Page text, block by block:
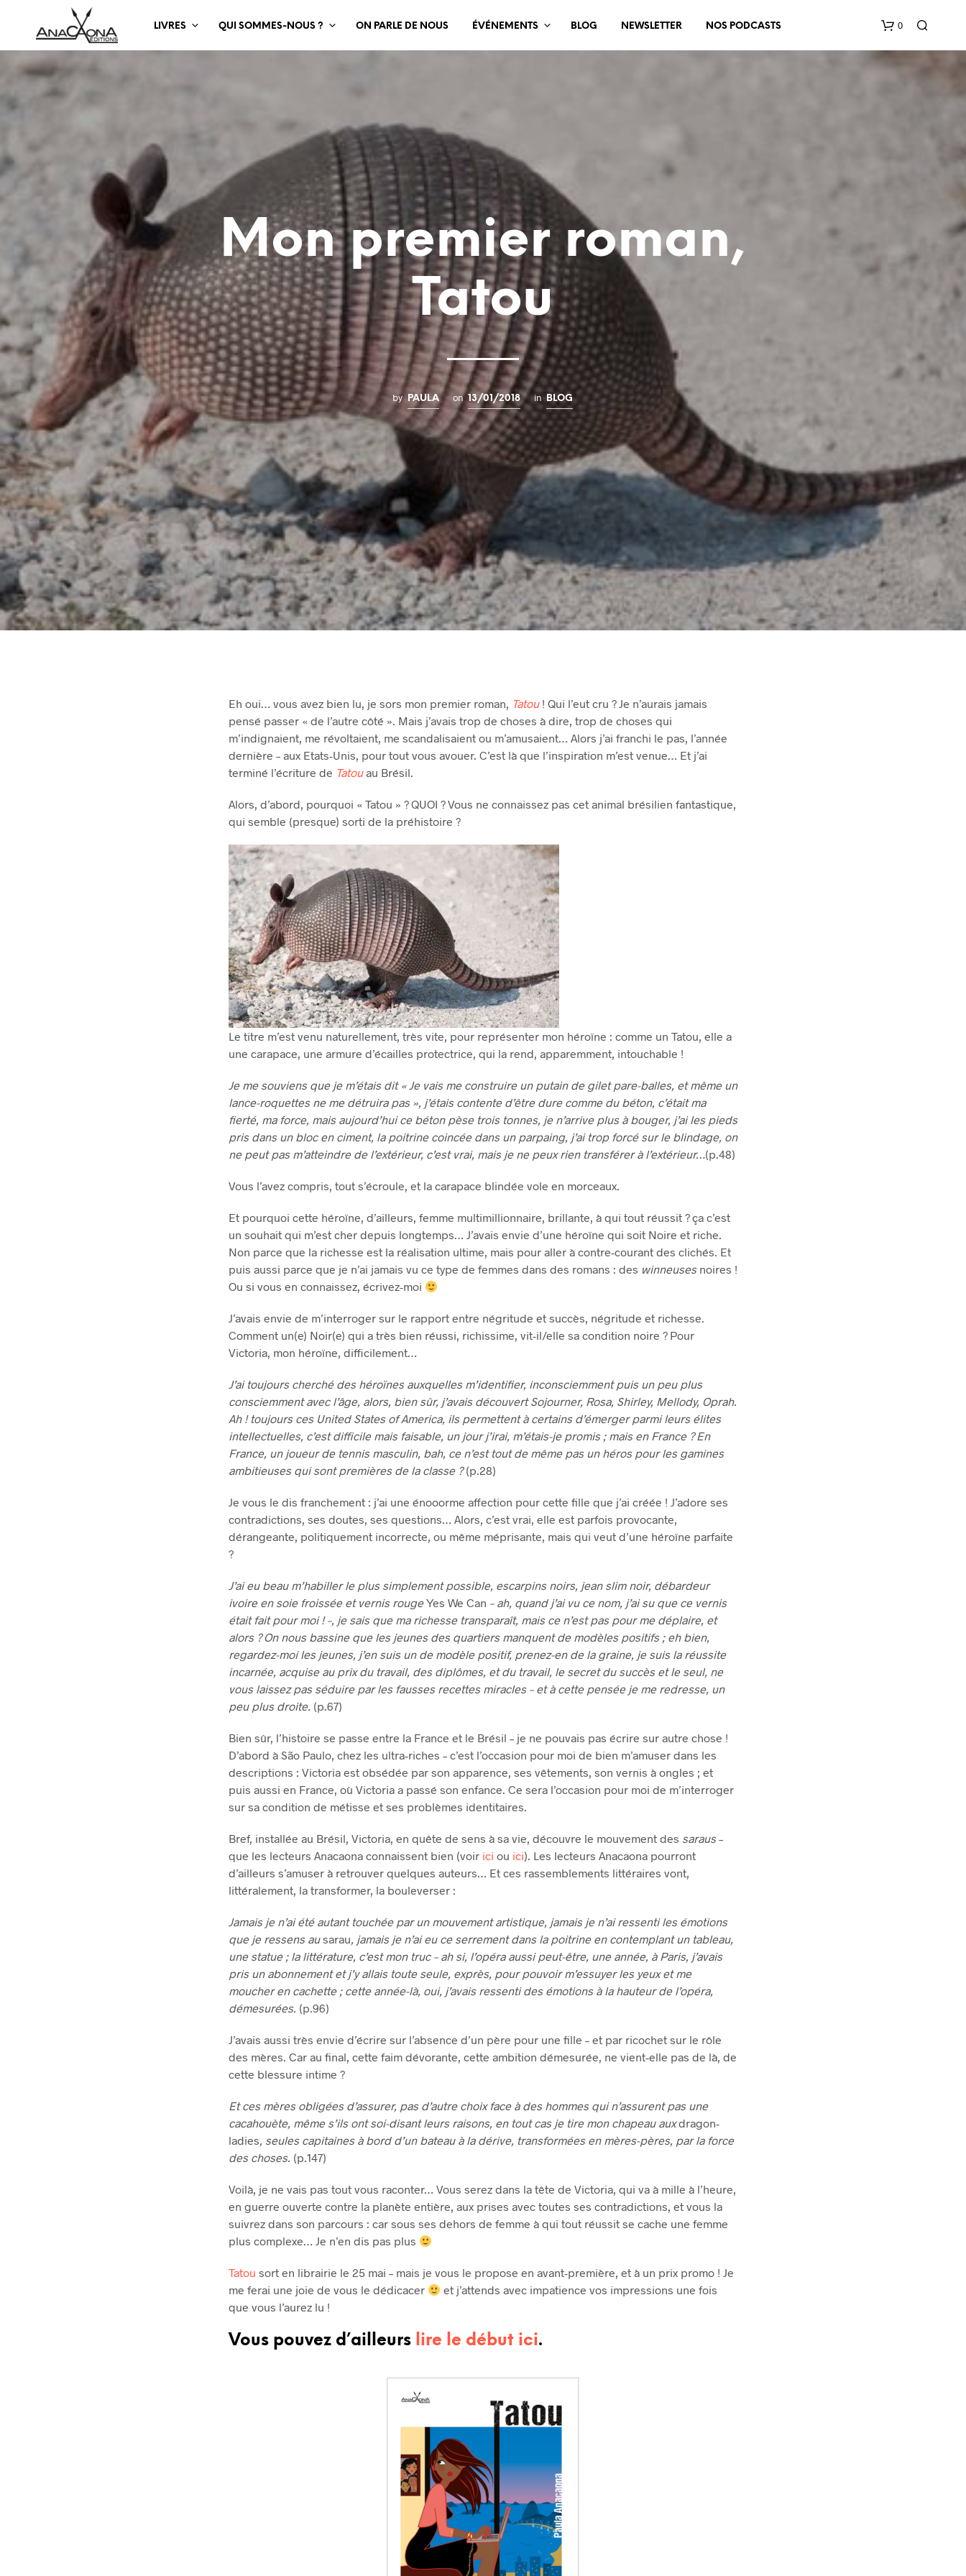
LIVRES QUI SOMMES-NOUS ? ON PARLE DE NOUS ÉVÉNEMENTS BLOG NEWSLETTER NOS PODCASTS 0
S
Mon premier roman,
Tatou
by PAULA on 13/01/2018 in BLOG
Eh oui… vous avez bien lu, je sors mon premier roman, Tatou! Qui l’eut cru ? Je n’aurais jamais
pensé passer « de l’autre côté ». Mais j’avais trop de choses à dire, trop de choses qui
m’indignaient, me révoltaient, me scandalisaient ou m’amusaient… Alors j’ai franchi le pas, l’année
dernière – aux Etats-Unis, pour tout vous avouer. C’est là que l’inspiration m’est venue… Et j’ai
terminé l’écriture de Tatouau Brésil.
Alors, d’abord, pourquoi « Tatou » ? QUOI ? Vous ne connaissez pas cet animal brésilien fantastique,
qui semble (presque) sorti de la préhistoire ?
Le titre m’est venu naturellement, très vite, pour représenter mon héroïne : comme un Tatou, elle a
une carapace, une armure d’écailles protectrice, qui la rend, apparemment, intouchable !
Je me souviens que je m’étais dit « Je vais me construire un putain de gilet pare-balles, et même un
lance-roquettes ne me détruira pas », j’étais contente d’être dure comme du béton, c’était ma
fierté, ma force, mais aujourd’hui ce béton pèse trois tonnes, je n’arrive plus à bouger, j’ai les pieds
pris dans un bloc en ciment, la poitrine coincée dans un parpaing, j’ai trop forcé sur le blindage, on
ne peut pas m’atteindre de l’extérieur, c’est vrai, mais je ne peux rien transférer à l’extérieur…(p.48)
Vous l’avez compris, tout s’écroule, et la carapace blindée vole en morceaux.
Et pourquoi cette héroïne, d’ailleurs, femme multimillionnaire, brillante, à qui tout réussit ? ça c’est
un souhait qui m’est cher depuis longtemps… J’avais envie d’une héroïne qui soit Noire et riche.
Non parce que la richesse est la réalisation ultime, mais pour aller à contre-courant des clichés. Et
puis aussi parce que je n’ai jamais vu ce type de femmes dans des romans : des winneuses noires !
Ou si vous en connaissez, écrivez-moi
J’avais envie de m’interroger sur le rapport entre négritude et succès, négritude et richesse.
Comment un(e) Noir(e) qui a très bien réussi, richissime, vit-il/elle sa condition noire ? Pour
Victoria, mon héroïne, difficilement…
J’ai toujours cherché des héroïnes auxquelles m’identifier, inconsciemment puis un peu plus
consciemment avec l’âge, alors, bien sûr, j’avais découvert Sojourner, Rosa, Shirley, Mellody, Oprah.
Ah ! toujours ces United States of America, ils permettent à certains d’émerger parmi leurs élites
intellectuelles, c’est difficile mais faisable, un jour j’irai, m’étais-je promis ; mais en France ? En
France, un joueur de tennis masculin, bah, ce n’est tout de même pas un héros pour les gamines
ambitieuses qui sont premières de la classe ?(p.28)
Je vous le dis franchement : j’ai une énooorme affection pour cette fille que j’ai créée ! J’adore ses
contradictions, ses doutes, ses questions… Alors, c’est vrai, elle est parfois provocante,
dérangeante, politiquement incorrecte, ou même méprisante, mais qui veut d’une héroïne parfaite
?
J’ai eu beau m’habiller le plus simplement possible, escarpins noirs, jean slim noir, débardeur
ivoire en soie froissée et vernis rougeYes We Can – ah, quand j’ai vu ce nom, j’ai su que ce vernis
était fait pour moi ! –, je sais que ma richesse transparaît, mais ce n’est pas pour me déplaire, et
alors ? On nous bassine que les jeunes des quartiers manquent de modèles positifs ; eh bien,
regardez-moi les jeunes, j’en suis un de modèle positif, prenez-en de la graine, je suis la réussite
incarnée, acquise au prix du travail, des diplômes, et du travail, le secret du succès et le seul, ne
vous laissez pas séduire par les fausses recettes miracles – et à cette pensée je me redresse, un
peu plus droite. (p.67)
Bien sûr, l’histoire se passe entre la France et le Brésil – je ne pouvais pas écrire sur autre chose !
D’abord à São Paulo, chez les ultra-riches – c’est l’occasion pour moi de bien m’amuser dans les
descriptions : Victoria est obsédée par son apparence, ses vêtements, son vernis à ongles ; et
puis aussi en France, où Victoria a passé son enfance. Ce sera l’occasion pour moi de m’interroger
sur sa condition de métisse et ses problèmes identitaires.
Bref, installée au Brésil, Victoria, en quête de sens à sa vie, découvre le mouvement des saraus –
que les lecteurs Anacaona connaissent bien (voir ici ou ici). Les lecteurs Anacaona pourront
d’ailleurs s’amuser à retrouver quelques auteurs… Et ces rassemblements littéraires vont,
littéralement, la transformer, la bouleverser :
Jamais je n’ai été autant touchée par un mouvement artistique, jamais je n’ai ressenti les émotions
que je ressens ausarau, jamais je n’ai eu ce serrement dans la poitrine en contemplant un tableau,
une statue ; la littérature, c’est mon truc – ah si, l’opéra aussi peut-être, une année, à Paris, j’avais
pris un abonnement et j’y allais toute seule, exprès, pour pouvoir m’essuyer les yeux et me
moucher en cachette ; cette année-là, oui, j’avais ressenti des émotions à la hauteur de l’opéra,
démesurées. (p.96)
J’avais aussi très envie d’écrire sur l’absence d’un père pour une fille – et par ricochet sur le rôle
des mères. Car au final, cette faim dévorante, cette ambition démesurée, ne vient-elle pas de là, de
cette blessure intime ?
Et ces mères obligées d’assurer, pas d’autre choix face à des hommes qui n’assurent pas une
cacahouète, même s’ils ont soi-disant leurs raisons, en tout cas je tire mon chapeau auxdragon-
ladies, seules capitaines à bord d’un bateau à la dérive, transformées en mères-pères, par la force
des choses. (p.147)
Voilà, je ne vais pas tout vous raconter… Vous serez dans la tête de Victoria, qui va à mille à l’heure,
en guerre ouverte contre la planète entière, aux prises avec toutes ses contradictions, et vous la
suivrez dans son parcours : car sous ses dehors de femme à qui tout réussit se cache une femme
plus complexe… Je n’en dis pas plus
Tatou sort en librairie le 25 mai – mais je vous le propose en avant-première, et à un prix promo ! Je
me ferai une joie de vous le dédicacer
et j’attends avec impatience vos impressions une fois
que vous l’aurez lu !
Vous pouvez d’ailleurs lire le début ici.